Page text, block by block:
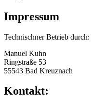
Impressum
Technischner Betrieb durch:
Manuel Kuhn
Ringstraße 53
55543 Bad Kreuznach
Kontakt: